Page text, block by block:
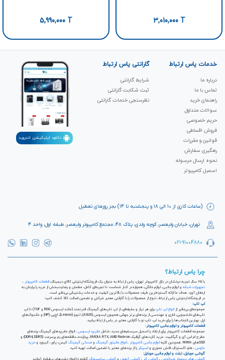
3,010,000T
5,990,000 T
(ساعات کاری از ۱۰ الی ۱۸ و پنجشنبه تا ۱۴) بجز روزهای تعطیل
تهران، خیابان ولیعصر، کوچه ولدی، پلاک ۴۸، مجتمع کامپیوتر ولیعصر، طبقه اول، واحد ۴
021-91004880
خدمات یاس ارتباط
درباره ما
تماس با ما
راهنمای خرید
سوالات متداول
حریم خصوصی
فروش اقساطی
قوانین و مقررات
رهگیری سفارش
نحوه ارسال مرسوله
اسمبل کامپیوتر
گارانتی یاس ارتباط
شرایط گارانتی
ثبت شکابت‌ گارانتی
نظرسنجی خدمات گارانتی
دانلود اپلیکیشن اندروید
چرا یاس ارتباط؟
با ۲۵ سال تجربه درخشان در بازار کامپیوتر تهران، یاس ارتباط به عنوان یک فروشگاه اینترنتی کالای دیجیتال، قطعات کامپیوتر
تجهیزات شبکه
و لوازم جانبی، لوازم خانگی، همواره در کنار شماست تا تجربه‌ای کامل، مطمئن و رضایت‌بخش از خرید را برایتان به
ارمغان آورد. هدف ما ارائه گسترده‌ترین طیف محصولات با بالاترین کیفیت و خدمات پشتیبانی بی‌نظیر است.
در فروشگاه اینترنتی یاس ارتباط، تنوع از محصولات را با گارانتی معتبر شرکتی و تضمین اصالت کالا کشف کنید:
لپ تاپ:
مجموعه‌ای بی‌نظیر از انواع لپ تاپ
برای هر نیاز و سلیقه‌ای، از لپ تاپ‌های گیمینگ قدرتمند (مانند ایسوس ROG و TUF) تا لپ
تاپ‌های دانشجویی، اداری و مهندسی از برندهای برتر جهانی همچون ایسوس (ASUS)، لنوو (Lenovo)، اچ‌پی (HP) و مک‌بوک‌های
اپل. بهترین انتخاب‌ها را برای خرید لپ تاپ نو با گارانتی معتبر در یاس ارتباط بیابید.
قطعات کامپیوتر و لوازم جانبی کامپیوتر:
مجموعه قطعات کامپیوتر برای ارتقاء یا اسمبل سیستم‌های جدید، شامل مادربرد ایسوس ، انواع مادربردهای گیمینگ برندهای
مطرح ام اس آی و گیگابیت. خرید کارت‌های گرافیک NVIDIA RTX, AMD Radeon، پردازنده‌، حافظه‌های رم پرسرعت (DDR4, DDR5) و
SSDهای NVMe. همچنین کلیه
لوازم جانبی کامپیوتر انواع مانیتور گیمینگ صندلی گیمینگ
خرید
ماوس
اسپیکر
گوشی موبایل، تبلت و لوازم جانبی موبایل: